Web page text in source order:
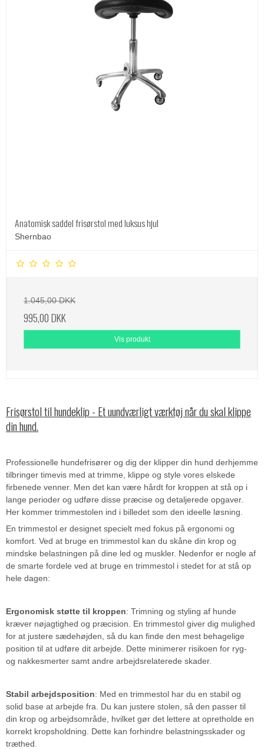
Anatomisk saddel frisørstol med luksus hjul
Shernbao
1.045,00 DKK
995,00 DKK
Vis produkt
Frisørstol til hundeklip - Et uundværligt værktøj når du skal klippe
din hund.
Professionelle hundefrisører og dig der klipper din hund derhjemme
tilbringer timevis med at trimme, klippe og style vores elskede
firbenede venner. Men det kan være hårdt for kroppen at stå op i
lange perioder og udføre disse præcise og detaljerede opgaver.
Her kommer trimmestolen ind i billedet som den ideelle løsning.
En trimmestol er designet specielt med fokus på ergonomi og
komfort. Ved at bruge en trimmestol kan du skåne din krop og
mindske belastningen på dine led og muskler. Nedenfor er nogle af
de smarte fordele ved at bruge en trimmestol i stedet for at stå op
hele dagen:
Ergonomisk støtte til kroppen: Trimning og styling af hunde
kræver nøjagtighed og præcision. En trimmestol giver dig mulighed
for at justere sædehøjden, så du kan finde den mest behagelige
position til at udføre dit arbejde. Dette minimerer risikoen for ryg-
og nakkesmerter samt andre arbejdsrelaterede skader.
Stabil arbejdsposition: Med en trimmestol har du en stabil og
solid base at arbejde fra. Du kan justere stolen, så den passer til
din krop og arbejdsområde, hvilket gør det lettere at opretholde en
korrekt kropsholdning. Dette kan forhindre belastningsskader og
træthed.